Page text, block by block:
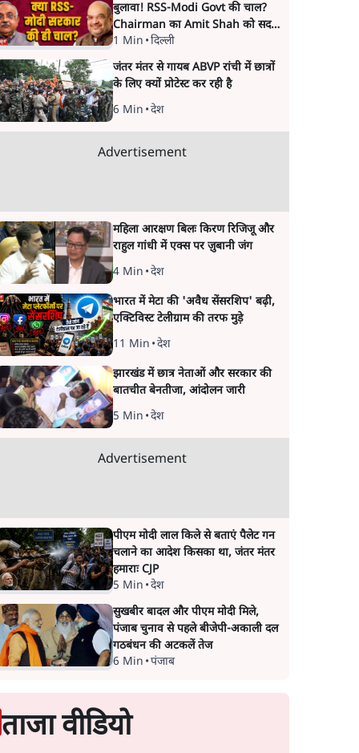
बुलावा! RSS-Modi Govt की चाल?
Chairman का Amit Shah को सदन
में बयान देने का संकेत क्यों? Senior
journalist Vinod Agnihotri ने इसे
Modi Government और RSS की
संभावित strategy से जोड़कर बड़ा
सवाल उठाया है।
1 Min •दिल्ली
जंतर मंतर से गायब ABVP रांची में छात्रों
के लिए क्यों प्रोटेस्ट कर रही है
6 Min •देश
Advertisement
महिला आरक्षण बिलः किरण रिजिजू और
राहुल गांधी में एक्स पर ज़ुबानी जंग
4 Min •देश
भारत में मेटा की 'अवैध सेंसरशिप' बढ़ी,
एक्टिविस्ट टेलीग्राम की तरफ मुड़े
11 Min •देश
झारखंड में छात्र नेताओं और सरकार की
बातचीत बेनतीजा, आंदोलन जारी
5 Min •देश
Advertisement
पीएम मोदी लाल किले से बताएं पैलेट गन
चलाने का आदेश किसका था, जंतर मंतर
हमाराः CJP
5 Min •देश
सुखबीर बादल और पीएम मोदी मिले,
पंजाब चुनाव से पहले बीजेपी-अकाली दल
गठबंधन की अटकलें तेज
6 Min •पंजाब
ताजा वीडियो